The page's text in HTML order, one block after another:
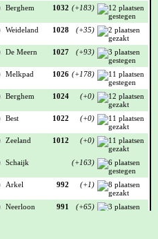
Berghem 1032 (+183)
Weideland 1028 (+35)
De Meern 1027 (+93)
Melkpad 1026 (+178)
Berghem 1024 (+0)
Best 1022 (+0)
Zeeland 1012 (+0)
Schaijk (+163)
Arkel 992 (+1)
Neerloon 991 (+65)